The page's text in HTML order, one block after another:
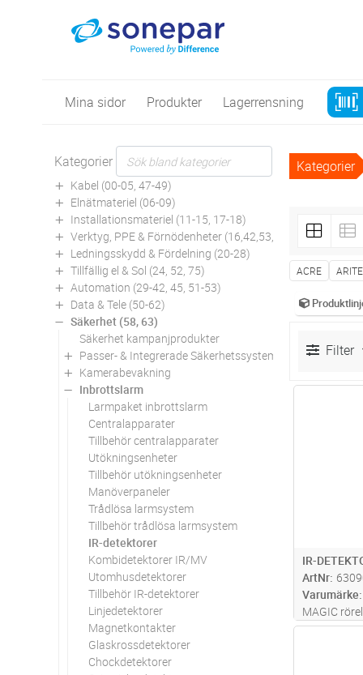
Mina sidor Produkter Lagerrensning
Kategorier
Kabel (00-05, 47-49)
Elnätmateriel (06-09)
Installationsmateriel (11-15, 17-18)
Verktyg, PPE & Förnödenheter (16,42,53,94)
Ledningsskydd & Fördelning (20-28)
Tillfällig el & Sol (24, 52, 75)
Automation (29-42, 45, 51-53)
Data & Tele (50-62)
Säkerhet (58, 63)
Säkerhet kampanjprodukter
Passer- & Integrerade Säkerhetssystem
Kamerabevakning
Inbrottslarm
Larmpaket inbrottslarm
Centralapparater
Tillbehör centralapparater
Utökningsenheter
Tillbehör utökningsenheter
Manöverpaneler
Trådlösa larmsystem
Tillbehör trådlösa larmsystem
IR-detektorer
Kombidetektorer IR/MV
Utomhusdetektorer
Tillbehör IR-detektorer
Linjedetektorer
Magnetkontakter
Glaskrossdetektorer
Chockdetektorer
Kategorier
ACRE
Filter
IR-
ArtNr
Varumärke
MAGIC
modern
vidvinkel.